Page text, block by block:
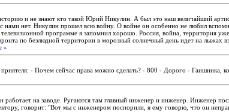
и не знают кто такой Юрий Никулин. А был это наш величайший
нами нет. Никулин прошел всю войну. О войне он особенно не любил
программе я запомнил хорошо. Россия, война, территория уже
по безлюдной территории в морозный солнечный день идет на лыжах
»
- Почем сейчас права можно сделать? - 800 - Дорого - Гаишника,
работает на заводе. Ругаются там главный инженер и инженер. Инженер
говорит: "Вот мы с инженером поспорили, я ему говорю, что он